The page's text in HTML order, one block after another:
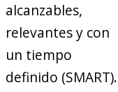
alcanzables,
relevantes y con
un tiempo
definido (SMART).